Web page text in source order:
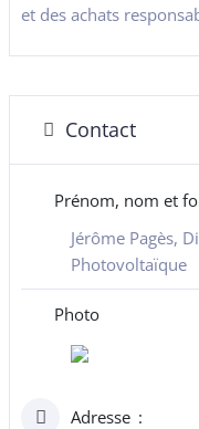
et des achats
Contact
Prénom, nom et
Jérôme Pagès,
Photovoltaïque
Photo
Adresse